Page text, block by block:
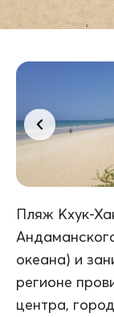
Пляж Кхук-
океана) и
регионе
центра,